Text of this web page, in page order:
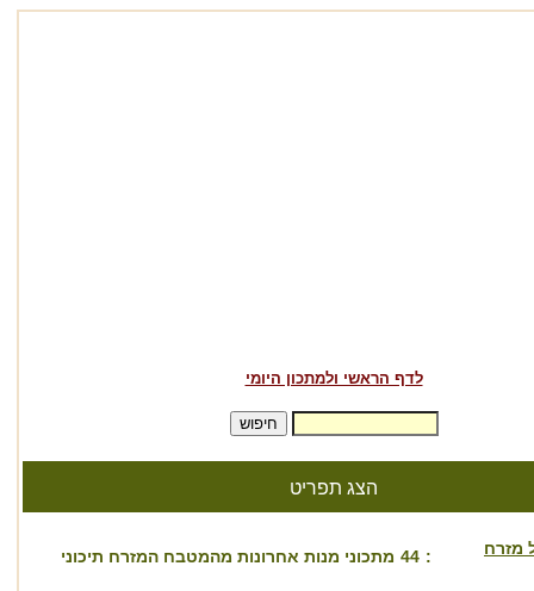
לדף הראשי ולמתכון היומי
הצג תפריט
מזרח :
44 מתכוני מנות אחרונות מהמטבח המזרח תיכוני